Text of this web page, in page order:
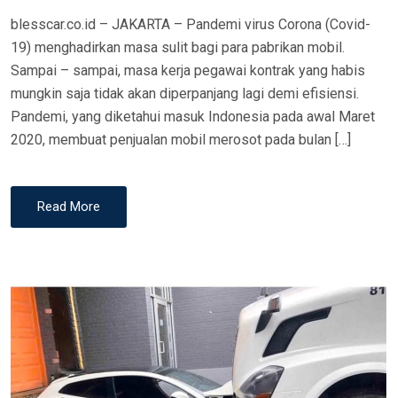
blesscar.co.id – JAKARTA – Pandemi virus Corona (Covid-
19) menghadirkan masa sulit bagi para pabrikan mobil.
Sampai – sampai, masa kerja pegawai kontrak yang habis
mungkin saja tidak akan diperpanjang lagi demi efisiensi.
Pandemi, yang diketahui masuk Indonesia pada awal Maret
2020, membuat penjualan mobil merosot pada bulan […]
Read More